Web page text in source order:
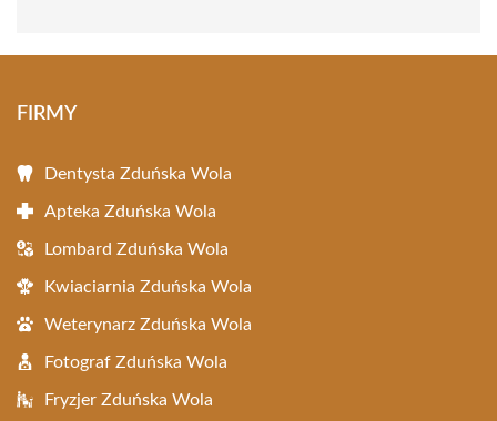
FIRMY
Dentysta Zduńska Wola
Apteka Zduńska Wola
Lombard Zduńska Wola
Kwiaciarnia Zduńska Wola
Weterynarz Zduńska Wola
Fotograf Zduńska Wola
Fryzjer Zduńska Wola